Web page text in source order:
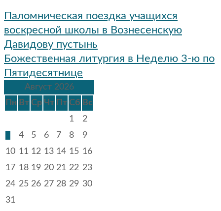
Навигация
по
записям
Паломническая поездка учащихся
воскресной школы в Вознесенскую
Давидову пустынь
Божественная литургия в Неделю 3-ю по
Пятидесятнице
Август 2026
Пн Вт Ср Чт Пт Сб Вс
1
2
4 5 6 7 8
9
10 11 12 13 14 15 16
17 18 19 20 21 22 23
24 25 26 27 28 29 30
31